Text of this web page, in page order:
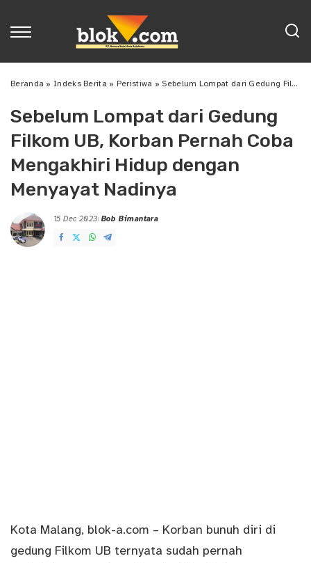
Beranda »Indeks Berita » Peristiwa » Sebelum Lompat dari Gedung Filkom UB, Korban Pernah Coba Mengakhiri Hidup dengan Menyayat Nadinya
Sebelum Lompat dari Gedung
Filkom UB, Korban Pernah Coba
Mengakhiri Hidup dengan
Menyayat Nadinya
15 Dec 2023
Posted
by
Bob Bimantara
Kota Malang, blok-a.com – Korban bunuh diri di
gedung Filkom UB ternyata sudah pernah